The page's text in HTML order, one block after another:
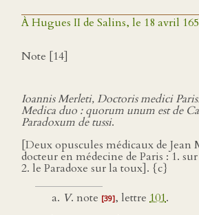
À Hugues II de Salins, le 18 avril
Note [14]
Ioannis Merleti, Doctoris medici
Medica duo : quorum unum est de
Paradoxum de tussi.
[Deux opuscules médicaux de Jean
docteur en médecine de Paris : 1.
2. le Paradoxe sur la toux]. {c}
V. note [39], lettre 101.